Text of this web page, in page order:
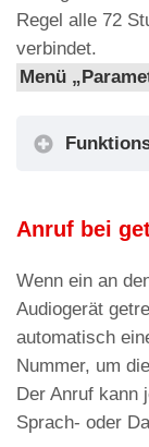
G4
G5
Das AMIGO-
C2
Wenn das
eingestellt
Menü
C5
Regel alle 72
verbindet.
Menü
Anruf bei
Wenn ein an
Audiogerät
automatisch
Nummer, um
Der Anruf kann
Sprach- oder